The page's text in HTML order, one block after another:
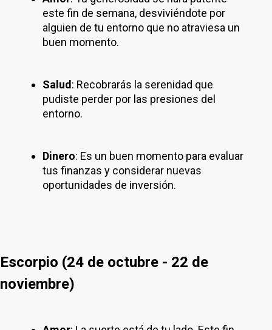
este fin de semana, desviviéndote por
alguien de tu entorno que no atraviesa un
buen momento.
Salud : Recobrarás la serenidad que
pudiste perder por las presiones del
entorno.
Dinero: Es un buen momento para evaluar
tus finanzas y considerar nuevas
oportunidades de inversión.
Escorpio (24 de octubre - 22 de
noviembre)